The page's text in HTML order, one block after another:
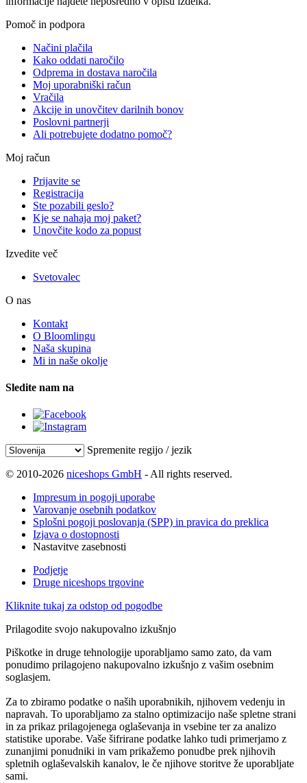
Pomoč in podpora
Načini plačila
Kako oddati naročilo
Odprema in dostava naročila
Moj uporabniški račun
Vračila
Akcije in unovčitev darilnih bonov
Poslovni partnerji
Ali potrebujete dodatno pomoč?
Moj račun
Prijavite se
Registracija
Ste pozabili geslo?
Kje se nahaja moj paket?
Unovčite kodo za popust
Izvedite več
Svetovalec
O nas
Kontakt
O Bloomlingu
Naša skupina
Mi in naše okolje
Sledite nam na
Spremenite regijo / jezik
© 2010-2026 niceshops GmbH - All rights reserved.
Impresum in pogoji uporabe
Varovanje osebnih podatkov
Splošni pogoji poslovanja (SPP) in pravica do preklica
Izjava o dostopnosti
Nastavitve zasebnosti
Podjetje
Druge niceshops trgovine
Kliknite tukaj za odstop od pogodbe
Prilagodite svojo nakupovalno izkušnjo
Piškotke in druge tehnologije uporabljamo samo zato, da vam
ponudimo prilagojeno nakupovalno izkušnjo z vašim osebnim
soglasjem.
Za to zbiramo podatke o naših uporabnikih, njihovem vedenju in
napravah. To uporabljamo za stalno optimizacijo naše spletne strani
in za prikaz prilagojenega oglaševanja in vsebine ter za analizo
statistike uporabe. Vaše šifrirane podatke lahko tudi primerjamo z
zunanjimi ponudniki in vam prikažemo ponudbe prek njihovih
spletnih oglaševalskih kanalov, le če njihove storitve že uporabljate
sami.